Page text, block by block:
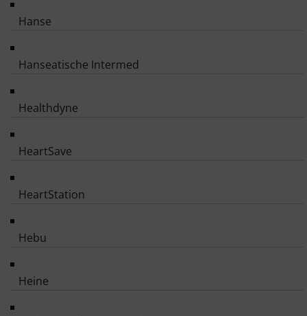
Hanse
Hanseatische Intermed
Healthdyne
HeartSave
HeartStation
Hebu
Heine